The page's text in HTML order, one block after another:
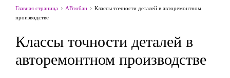
Главная страница АВтобан
Классы точности деталей в авторемонтном
производстве
Классы точности деталей в
авторемонтном производстве